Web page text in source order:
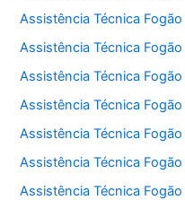
Assistência Técnica Fogão
Assistência Técnica
Assistência Técnica
Assistência Técnica
Assistência Técnica
Assistência Técnica Fogão
Assistência Técnica